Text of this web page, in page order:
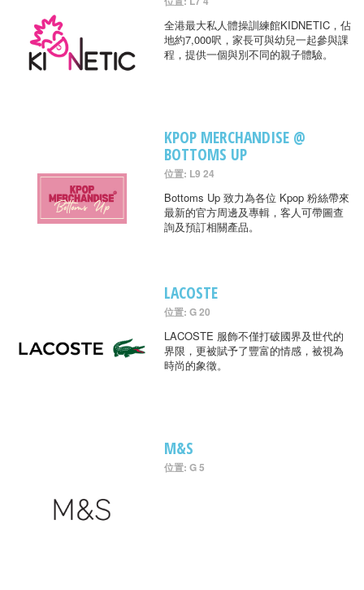
全港最大私人體操訓練館KIDNETIC，佔
地約7,000呎，家長可與幼兒一起參與課
程，提供一個與別不同的親子體驗。
KPOP MERCHANDISE @
BOTTOMS UP
位置: L9 24
Bottoms Up 致力為各位 Kpop 粉絲帶來
最新的官方周邊及專輯，客人可帶圖查
詢及預訂相關產品。
LACOSTE
位置: G 20
LACOSTE 服飾不僅打破國界及世代的
界限，更被賦予了豐富的情感，被視為
時尚的象徵。
M&S
位置: G 5